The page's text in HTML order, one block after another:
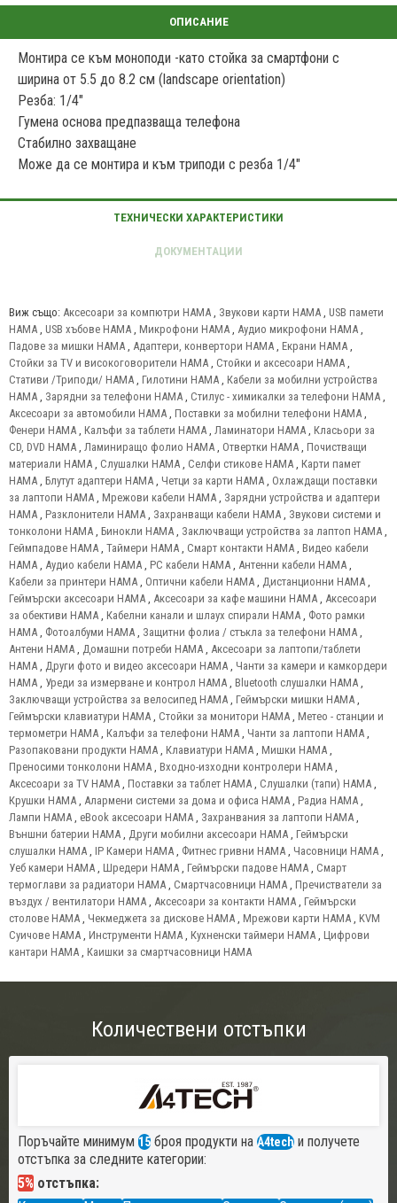
Монтира се към моноподи -като стойка за смартфони с
ширина от 5.5 до 8.2 см (landscape orientation)
Резба: 1/4"
Гумена основа предпазваща телефона
Стабилно захващане
Може да се монтира и към триподи с резба 1/4"
Виж също: Аксесоари за компютри HAMA , Звукови карти HAMA , USB памети
HAMA , USB хъбове HAMA , Микрофони HAMA , Аудио микрофони HAMA ,
Падове за мишки HAMA , Адаптери, конвертори HAMA , Екрани HAMA ,
Стойки за TV и високоговорители HAMA , Стойки и аксесоари HAMA ,
Стативи /Триподи/ HAMA , Гилотини HAMA , Кабели за мобилни устройства
HAMA , Зарядни за телефони HAMA , Стилус - химикалки за телефони HAMA ,
Аксесоари за автомобили HAMA , Поставки за мобилни телефони HAMA ,
Фенери HAMA , Калъфи за таблети HAMA , Ламинатори HAMA , Класьори за
CD, DVD HAMA , Ламиниращо фолио HAMA , Отвертки HAMA , Почистващи
материали HAMA , Слушалки HAMA , Селфи стикове HAMA , Карти памет
HAMA , Блутут адаптери HAMA , Четци за карти HAMA , Охлаждащи поставки
за лаптопи HAMA , Мрежови кабели HAMA , Зарядни устройства и адаптери
HAMA , Разклонители HAMA , Захранващи кабели HAMA , Звукови системи и
тонколони HAMA , Бинокли HAMA , Заключващи устройства за лаптоп HAMA ,
Геймпадове HAMA , Таймери HAMA , Смарт контакти HAMA , Видео кабели
HAMA , Аудио кабели HAMA , PC кабели HAMA , Антенни кабели HAMA ,
Кабели за принтери HAMA , Оптични кабели HAMA , Дистанционни HAMA ,
Геймърски аксесоари HAMA , Аксесоари за кафе машини HAMA , Аксесоари
за обективи HAMA , Кабелни канали и шлаух спирали HAMA , Фото рамки
HAMA , Фотоалбуми HAMA , Защитни фолиа / стъкла за телефони HAMA ,
Антени HAMA , Домашни потреби HAMA , Аксесоари за лаптопи/таблети
HAMA , Други фото и видео аксесоари HAMA , Чанти за камери и камкордери
HAMA , Уреди за измерване и контрол HAMA , Bluetooth слушалки HAMA ,
Заключващи устройства за велосипед HAMA , Геймърски мишки HAMA ,
Геймърски клавиатури HAMA , Стойки за монитори HAMA , Метео - станции и
термометри HAMA , Калъфи за телефони HAMA , Чанти за лаптопи HAMA ,
Разопаковани продукти HAMA , Клавиатури HAMA , Мишки HAMA ,
Преносими тонколони HAMA , Входно-изходни контролери HAMA ,
Аксесоари за TV HAMA , Поставки за таблет HAMA , Слушалки (тапи) HAMA ,
Крушки HAMA , Алармени системи за дома и офиса HAMA , Радиа HAMA ,
Лампи HAMA , eBook аксесоари HAMA , Захранвания за лаптопи HAMA ,
Външни батерии HAMA , Други мобилни аксесоари HAMA , Геймърски
слушалки HAMA , IP Камери HAMA , Фитнес гривни HAMA , Часовници HAMA ,
Уеб камери HAMA , Шредери HAMA , Геймърски падове HAMA , Смарт
термоглави за радиатори HAMA , Смартчасовници HAMA , Пречистватели за
въздух / вентилатори HAMA , Аксесоари за контакти HAMA , Геймърски
столове HAMA , Чекмеджета за дискове HAMA , Мрежови карти HAMA , KVM
Суичове HAMA , Инструменти HAMA , Кухненски таймери HAMA , Цифрови
кантари HAMA , Каишки за смартчасовници HAMA
Количествени отстъпки
Поръчайте минимум 15 броя продукти на A4tech и получете
отстъпка за следните категории:
5% отстъпка: